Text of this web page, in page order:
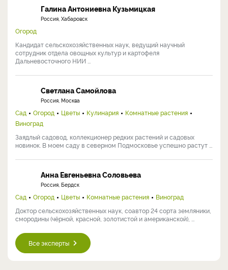
Огород Ландшафтный дизайн
Кулинария
Ольга занимается садоводством со школьных лет. Сегодня она
преобразует родительский участок (12 соток), совмещая ...
Галина Антониевна Кузьмицкая
Россия, Хабаровск
Кандидат сельскохозяйственных наук, ведущий научный
сотрудник отдела овощных культур и картофеля
Светлана Самойлова
Огород Цветы
Виноград
Заядлый садовод, коллекционер редких растений и садовых
новинок. В моем саду в северном Подмосковье успешно растут ...
Анна Евгеньевна Соловьева
Россия, Бердск